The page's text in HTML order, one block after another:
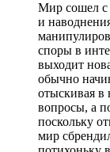
Мир сошел с
и
споры в
выходит
обычно
отыскивая в
вопросы, а
поскольку
мир